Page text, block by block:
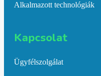
Alkalmazott technológiák
Kapcsolat​
Ügyfélszolgálat